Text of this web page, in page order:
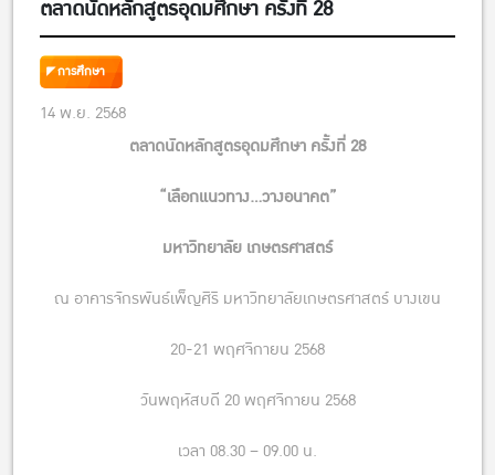
ตลาดนัดหลักสูตรอุดมศึกษา ครั้งที่ 28
การศึกษา
14 พ.ย. 2568
ตลาดนัดหลักสูตรอุดมศึกษา ครั้งที่ 28
“เลือกแนวทาง…วางอนาคต”
มหาวิทยาลัย เกษตรศาสตร์
ณ อาคารจักรพันธ์เพ็ญศิริ มหาวิทยาลัยเกษตรศาสตร์ บางเขน
20-21 พฤศจิกายน 2568
วันพฤหัสบดี 20 พฤศจิกายน 2568
เวลา 08.30 – 09.00 น.